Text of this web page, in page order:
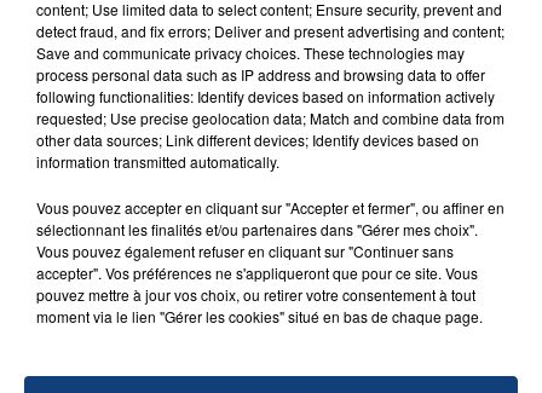
INCENDIE MORTEL À LENS : UNE FEMME ET
SON BÉBÉ ENTRE LA VIE ET LA...
Un homme s'est immolé par le feu après avoir
aspergé sa compagne et leur bébé de trois mois
content; Use limited data to select content; Ensure security, prevent and
detect fraud, and fix errors; Deliver and present advertising and content;
Save and communicate privacy choices. These technologies may
process personal data such as IP address and browsing data to offer
following functionalities: Identify devices based on information actively
requested; Use precise geolocation data; Match and combine data from
other data sources; Link different devices; Identify devices based on
information transmitted automatically.
Vous pouvez accepter en cliquant sur "Accepter et fermer", ou affiner en
sélectionnant les finalités et/ou partenaires dans "Gérer mes choix".
Vous pouvez également refuser en cliquant sur "Continuer sans
accepter". Vos préférences ne s'appliqueront que pour ce site. Vous
pouvez mettre à jour vos choix, ou retirer votre consentement à tout
moment via le lien "Gérer les cookies" situé en bas de chaque page.